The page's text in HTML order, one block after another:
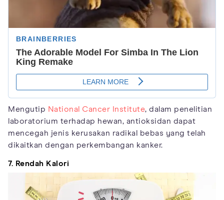
Mengutip National Cancer Institute, dalam penelitian
laboratorium terhadap hewan, antioksidan dapat
mencegah jenis kerusakan radikal bebas yang telah
dikaitkan dengan perkembangan kanker.
7. Rendah Kalori